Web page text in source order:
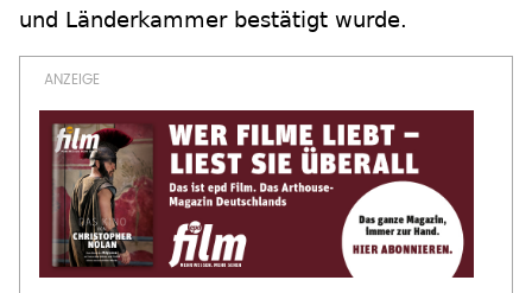
und Länderkammer bestätigt wurde.